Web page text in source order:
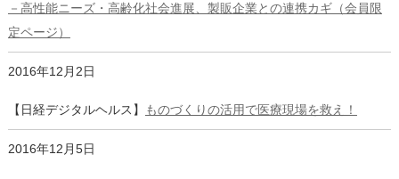
－高性能ニーズ・高齢化社会進展、製販企業との連携カギ（会員限
定ページ）
2016年12月2日
【日経デジタルヘルス】 ものづくりの活用で医療現場を救え！
2016年12月5日